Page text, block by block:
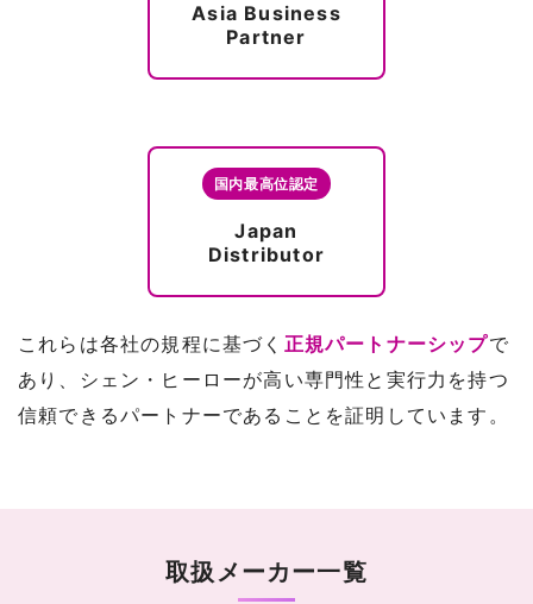
Asia Business
Partner
国内最高位認定
Japan
Distributor
これらは各社の規程に基づく 正規パートナーシップで
あり、シェン・ヒーローが高い専門性と実行力を持つ
信頼できるパートナーであることを証明しています。
取扱メーカー一覧